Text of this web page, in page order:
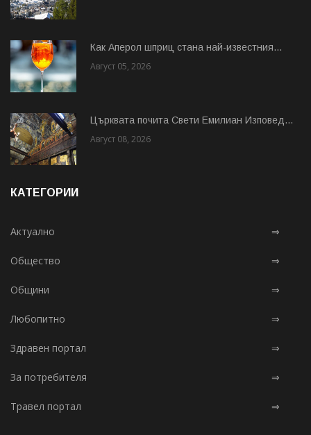
Как Аперол шприц стана най-известния...
Август 05, 2026
Църквата почита Свeти Емилиан Изповед...
Август 08, 2026
КАТЕГОРИИ
Актуално ⇒
Общество ⇒
Общини ⇒
Любопитно ⇒
Здравен портал ⇒
За потребителя ⇒
Травел портал ⇒